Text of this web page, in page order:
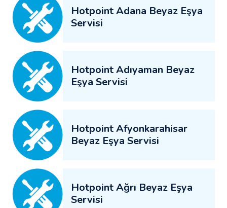
Hotpoint Adana Beyaz Eşya
Servisi
Hotpoint Adıyaman Beyaz
Eşya Servisi
Hotpoint Afyonkarahisar
Beyaz Eşya Servisi
Hotpoint Ağrı Beyaz Eşya
Servisi